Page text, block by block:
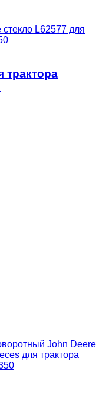
стекло L62577 для
трактора
John Deere
для трактора